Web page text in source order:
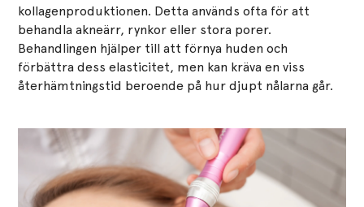
kollagenproduktionen. Detta används ofta för att
behandla akneärr, rynkor eller stora porer.
Behandlingen hjälper till att förnya huden och
förbättra dess elasticitet, men kan kräva en viss
återhämtningstid beroende på hur djupt nålarna går.